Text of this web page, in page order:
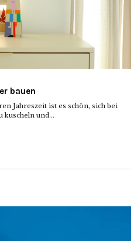
bauen
Jahreszeit ist es schön, sich bei
kuscheln und...